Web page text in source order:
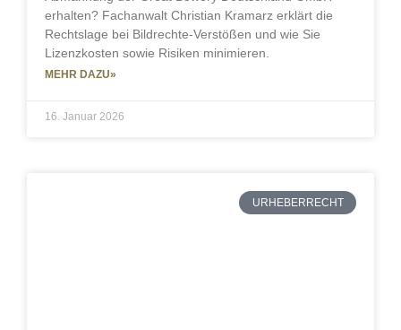
erhalten? Fachanwalt Christian Kramarz erklärt die
Rechtslage bei Bildrechte-Verstößen und wie Sie
Lizenzkosten sowie Risiken minimieren.
MEHR DAZU»
16. Januar 2026
URHEBERRECHT